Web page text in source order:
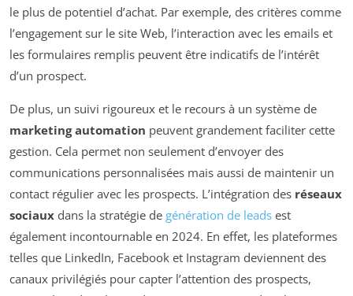
le plus de potentiel d’achat. Par exemple, des critères comme
l’engagement sur le site Web, l’interaction avec les emails et
les formulaires remplis peuvent être indicatifs de l’intérêt
d’un prospect.
De plus, un suivi rigoureux et le recours à un système de
marketing automation peuvent grandement faciliter cette
gestion. Cela permet non seulement d’envoyer des
communications personnalisées mais aussi de maintenir un
contact régulier avec les prospects. L’intégration des réseaux
sociaux dans la stratégie de génération de leads est
également incontournable en 2024. En effet, les plateformes
telles que LinkedIn, Facebook et Instagram deviennent des
canaux privilégiés pour capter l’attention des prospects,